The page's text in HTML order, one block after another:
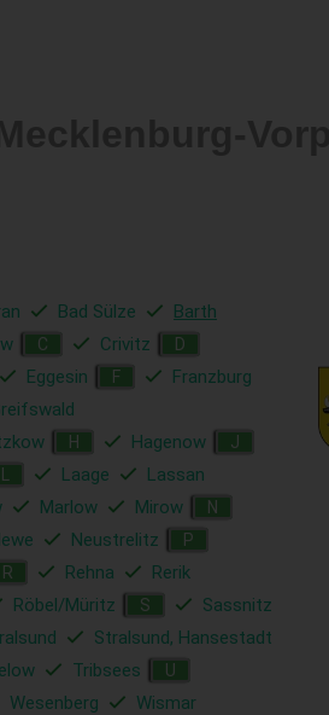
Bad Sülze
Barth
C Crivitz D
Eggesin F Franzburg
H Hagenow J
Laage
Lassan
Marlow Mirow N
Neustrelitz P
R Rehna
Rerik
Röbel/Müritz S
Sassnitz
Stralsund, Hansestadt
Tribsees U
Wesenberg
Wismar